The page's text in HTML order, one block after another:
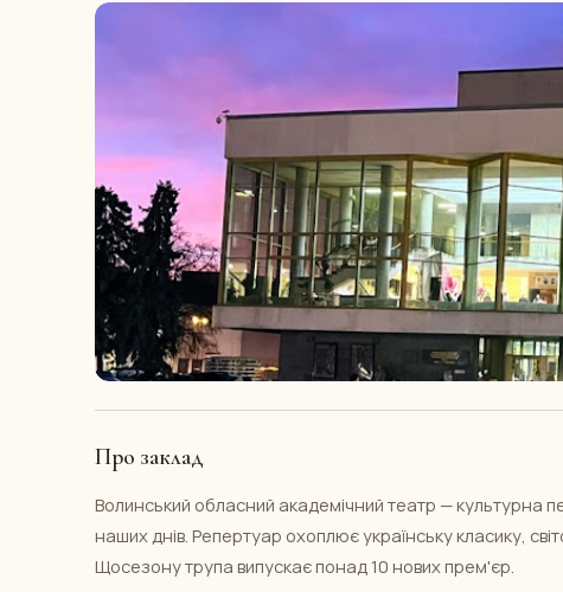
Про заклад
Волинський обласний академічний театр — культурна
наших днів. Репертуар охоплює українську класику,
Щосезону трупа випускає понад 10 нових прем'єр.